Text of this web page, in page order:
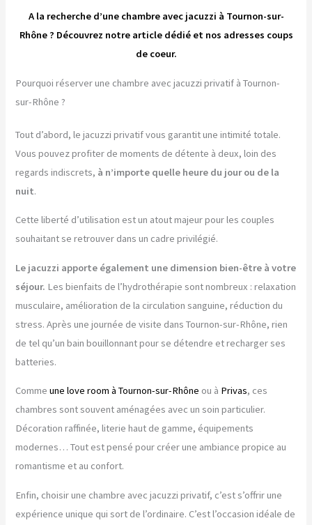
A la recherche d’une chambre avec jacuzzi à Tournon-sur-
Rhône ? Découvrez notre article dédié et nos adresses coups
de coeur.
Pourquoi réserver une chambre avec jacuzzi privatif à Tournon-
sur-Rhône ?
Tout d’abord, le jacuzzi privatif vous garantit une intimité totale.
Vous pouvez profiter de moments de détente à deux, loin des
regards indiscrets, à n’importe quelle heure du jour ou de la
nuit.
Cette liberté d’utilisation est un atout majeur pour les couples
souhaitant se retrouver dans un cadre privilégié.
Le jacuzzi apporte également une dimension bien-être à votre
séjour. Les bienfaits de l’hydrothérapie sont nombreux : relaxation
musculaire, amélioration de la circulation sanguine, réduction du
stress. Après une journée de visite dans Tournon-sur-Rhône, rien
de tel qu’un bain bouillonnant pour se détendre et recharger ses
batteries.
Comme une love room à Tournon-sur-Rhône ou à Privas, ces
chambres sont souvent aménagées avec un soin particulier.
Décoration raffinée, literie haut de gamme, équipements
modernes… Tout est pensé pour créer une ambiance propice au
romantisme et au confort.
Enfin, choisir une chambre avec jacuzzi privatif, c’est s’offrir une
expérience unique qui sort de l’ordinaire. C’est l’occasion idéale de